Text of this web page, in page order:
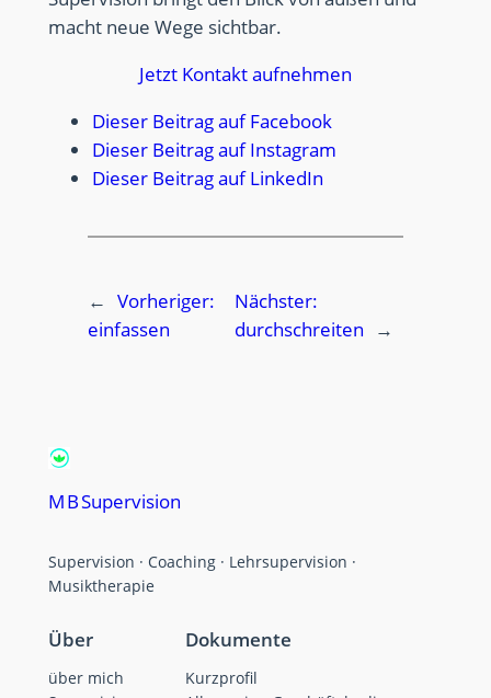
macht neue Wege sichtbar.
Jetzt Kontakt aufnehmen
Dieser Beitrag auf Facebook
Dieser Beitrag auf Instagram
Dieser Beitrag auf LinkedIn
← Vorheriger:
einfassen
Nächster:
durchschreiten
→
M B Supervision
Supervision · Coaching · Lehrsupervision ·
Musiktherapie
Über
über mich
Dokumente
Kurzprofil